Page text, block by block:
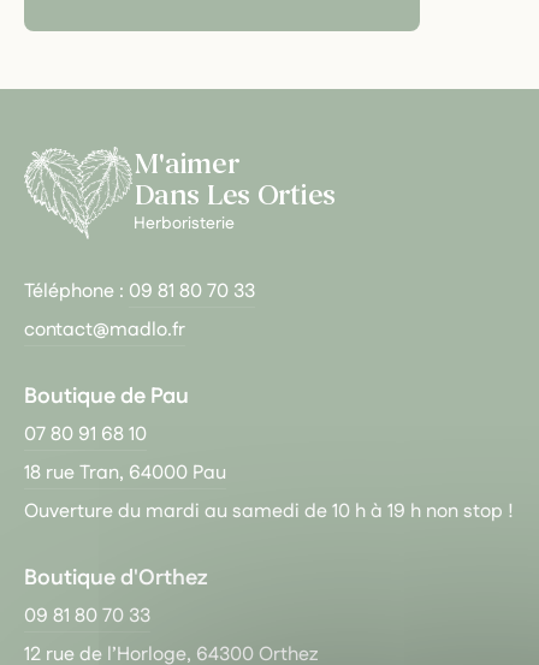
M'aimer
Dans Les Orties
Herboristerie
Téléphone : 09 81 80 70 33
contact@madlo.fr
Boutique de Pau
07 80 91 68 10
18 rue Tran, 64000 Pau
Ouverture du mardi au samedi de 10 h à 19 h non stop !
Boutique d'Orthez
09 81 80 70 33
12 rue de l’Horloge, 64300 Orthez